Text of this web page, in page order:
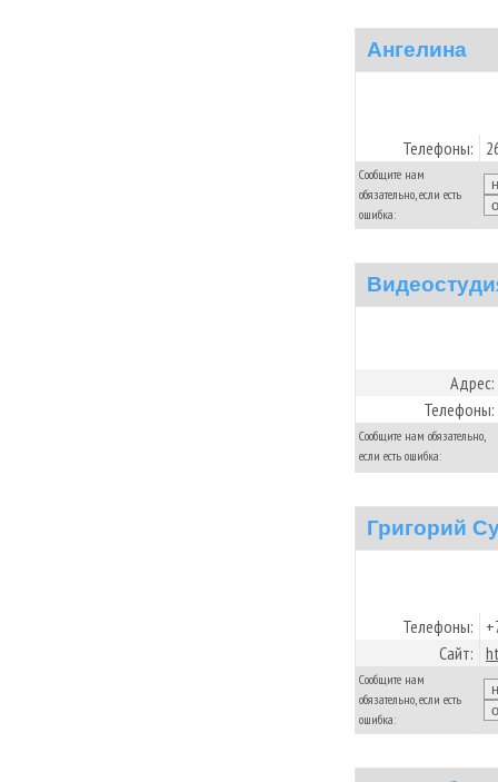
Ангелина
Телефоны:
Сообщите нам
обязательно, если есть
ошибка:
Адрес:
Телефоны:
Сообщите нам обязательно,
если есть ошибка:
Григорий
Телефоны:
Сайт:
Сообщите нам
обязательно, если есть
ошибка: